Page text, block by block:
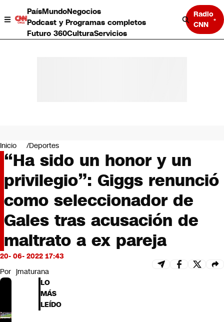
PaísMundoNegocios
Podcast y Programas completos
Futuro 360CulturaServicios
Radio
CNN
Negocios
Deportes
Programas completos
Cultura
Servicios
Bits
CNN tiempo
Futuro 360
Opinión
Inicio Deportes
“Ha sido un honor y un
privilegio”: Giggs renunció
como seleccionador de
Gales tras acusación de
maltrato a ex pareja
20- 06- 2022 17:43
Por jmaturana
LO
MÁS
LEÍDO